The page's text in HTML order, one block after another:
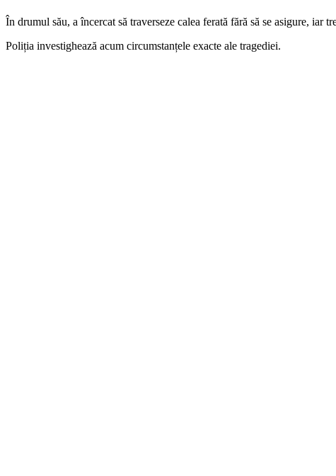
În drumul său, a încercat să traverseze calea ferată fără să se asigure, iar
Poliția investighează acum circumstanțele exacte ale tragediei.